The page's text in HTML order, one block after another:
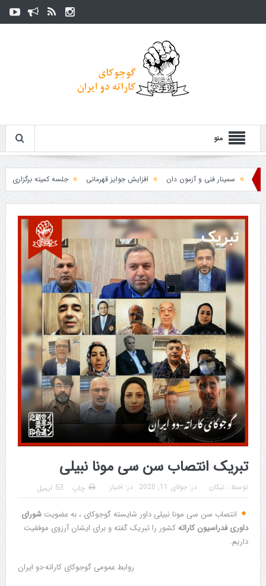
منو
سمینار فنی و آزمون دان افزایش جوایز قهرمانی جلسه کمیته برگزاری جام پارس
تبریک انتصاب سن سی مونا نبیلی
توسط : نیکان در: جولای 11, 2020 در: اخبار چاپ ایمیل
شورای
داوری فدراسیون کاراتهکشور را تبریک گفته و برای ایشان آرزوی موفقیت
داریم.
روابط عمومی گوجوکای کاراته-دو ایران